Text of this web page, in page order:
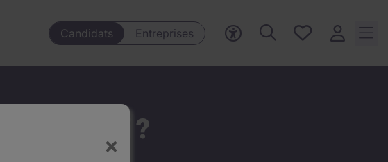
Candidats Entreprises
Mes offres, 0
sauvegardées
ici ?
×